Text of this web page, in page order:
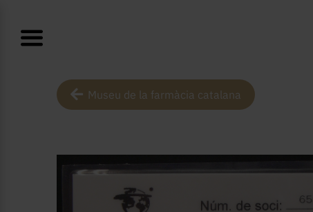
Museu de la farmàcia catalana